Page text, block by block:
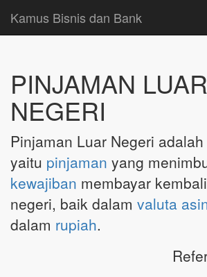
Kamus Bisnis dan Bank
PINJAMAN LUAR
NEGERI
Pinjaman Luar Negeri adalah
yaitu pinjaman yang
kewajiban membayar
negeri, baik dalam valuta
dalam rupiah.